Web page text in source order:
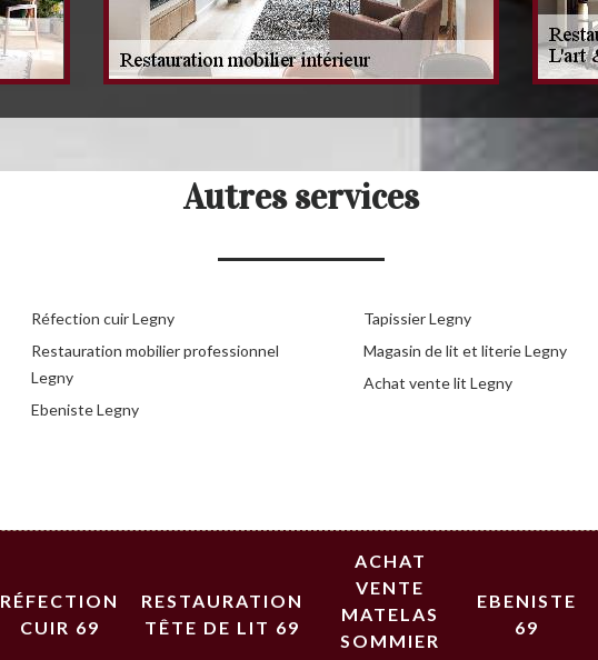
Autres services
Réfection cuir Legny
Restauration mobilier professionnel
Legny
Ebeniste Legny
Tapissier Legny
Magasin de lit et literie Legny
Achat vente lit Legny
RÉFECTION
CUIR 69
RESTAURATION
TÊTE DE LIT 69
ACHAT
VENTE
MATELAS
SOMMIER
EBENISTE
69